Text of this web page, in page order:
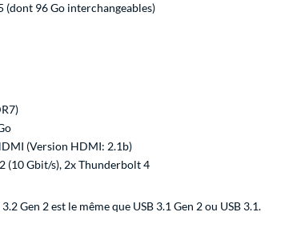
(dont 96 Go interchangeables)
(Version HDMI: 2.1b)
(10 Gbit/s), 2x Thunderbolt 4
3.2 Gen 2 est le même que USB 3.1 Gen 2 ou USB 3.1.